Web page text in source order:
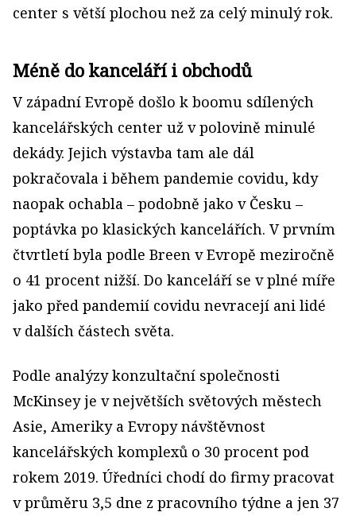
center s větší plochou než za celý minulý rok.
Méně do kanceláří i obchodů
V západní Evropě došlo k boomu sdílených
kancelářských center už v polovině minulé
dekády. Jejich výstavba tam ale dál
pokračovala i během pandemie covidu, kdy
naopak ochabla – podobně jako v Česku –
poptávka po klasických kancelářích. V prvním
čtvrtletí byla podle Breen v Evropě meziročně
o 41 procent nižší. Do kanceláří se v plné míře
jako před pandemií covidu nevracejí ani lidé
v dalších částech světa.
Podle analýzy konzultační společnosti
McKinsey je v největších světových městech
Asie, Ameriky a Evropy návštěvnost
kancelářských komplexů o 30 procent pod
rokem 2019. Úředníci chodí do firmy pracovat
v průměru 3,5 dne z pracovního týdne a jen 37